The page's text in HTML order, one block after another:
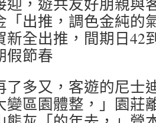
「出推，調色金純的
新全出推，間期日42
假節春
了多又，客遊的尼士
變區園體整，」園莊